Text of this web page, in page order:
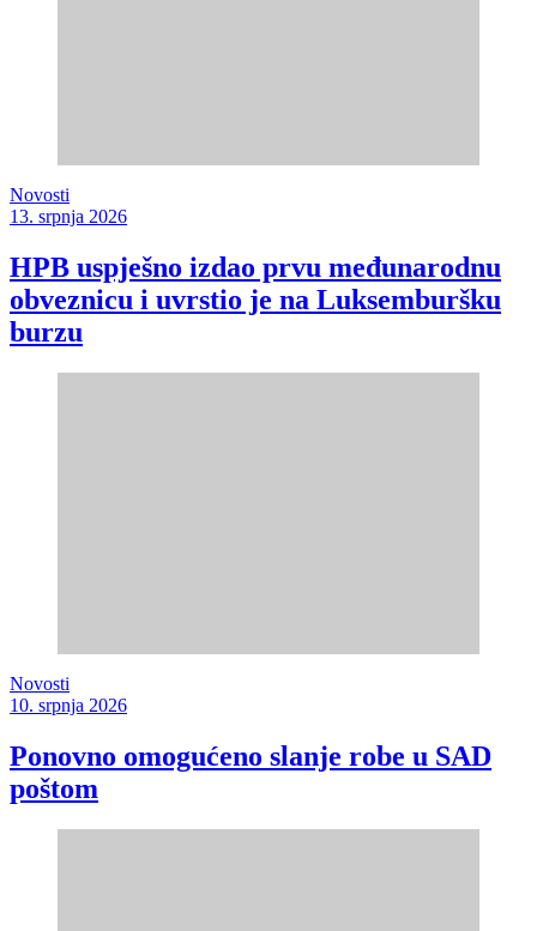
Novosti
13. srpnja 2026
HPB uspješno izdao prvu međunarodnu
obveznicu i uvrstio je na Luksemburšku
burzu
Novosti
10. srpnja 2026
Ponovno omogućeno slanje robe u SAD
poštom